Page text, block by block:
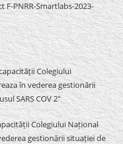
F-PNRR-Smartlabs-2023-
Colegiului
în vederea gestionării
SARS COV 2″
Colegiului Național
gestionării situației de